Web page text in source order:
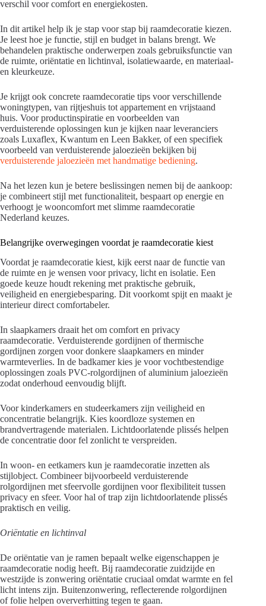
verschil voor comfort en energiekosten.
In dit artikel help ik je stap voor stap bij raamdecoratie kiezen.
Je leest hoe je functie, stijl en budget in balans brengt. We
behandelen praktische onderwerpen zoals gebruiksfunctie van
de ruimte, oriëntatie en lichtinval, isolatiewaarde, en materiaal-
en kleurkeuze.
Je krijgt ook concrete raamdecoratie tips voor verschillende
woningtypen, van rijtjeshuis tot appartement en vrijstaand
huis. Voor productinspiratie en voorbeelden van
verduisterende oplossingen kun je kijken naar leveranciers
zoals Luxaflex, Kwantum en Leen Bakker, of een specifiek
voorbeeld van verduisterende jaloezieën bekijken bij
verduisterende jaloezieën met handmatige bediening.
Na het lezen kun je betere beslissingen nemen bij de aankoop:
je combineert stijl met functionaliteit, bespaart op energie en
verhoogt je wooncomfort met slimme raamdecoratie
Nederland keuzes.
Belangrijke overwegingen voordat je raamdecoratie kiest
Voordat je raamdecoratie kiest, kijk eerst naar de functie van
de ruimte en je wensen voor privacy, licht en isolatie. Een
goede keuze houdt rekening met praktische gebruik,
veiligheid en energiebesparing. Dit voorkomt spijt en maakt je
interieur direct comfortabeler.
In slaapkamers draait het om comfort en privacy
raamdecoratie. Verduisterende gordijnen of thermische
gordijnen zorgen voor donkere slaapkamers en minder
warmteverlies. In de badkamer kies je voor vochtbestendige
oplossingen zoals PVC-rolgordijnen of aluminium jaloezieën
zodat onderhoud eenvoudig blijft.
Voor kinderkamers en studeerkamers zijn veiligheid en
concentratie belangrijk. Kies koordloze systemen en
brandvertragende materialen. Lichtdoorlatende plissés helpen
de concentratie door fel zonlicht te verspreiden.
In woon- en eetkamers kun je raamdecoratie inzetten als
stijlobject. Combineer bijvoorbeeld verduisterende
rolgordijnen met sfeervolle gordijnen voor flexibiliteit tussen
privacy en sfeer. Voor hal of trap zijn lichtdoorlatende plissés
praktisch en veilig.
Oriëntatie en lichtinval
De oriëntatie van je ramen bepaalt welke eigenschappen je
raamdecoratie nodig heeft. Bij raamdecoratie zuidzijde en
westzijde is zonwering oriëntatie cruciaal omdat warmte en fel
licht intens zijn. Buitenzonwering, reflecterende rolgordijnen
of folie helpen oververhitting tegen te gaan.